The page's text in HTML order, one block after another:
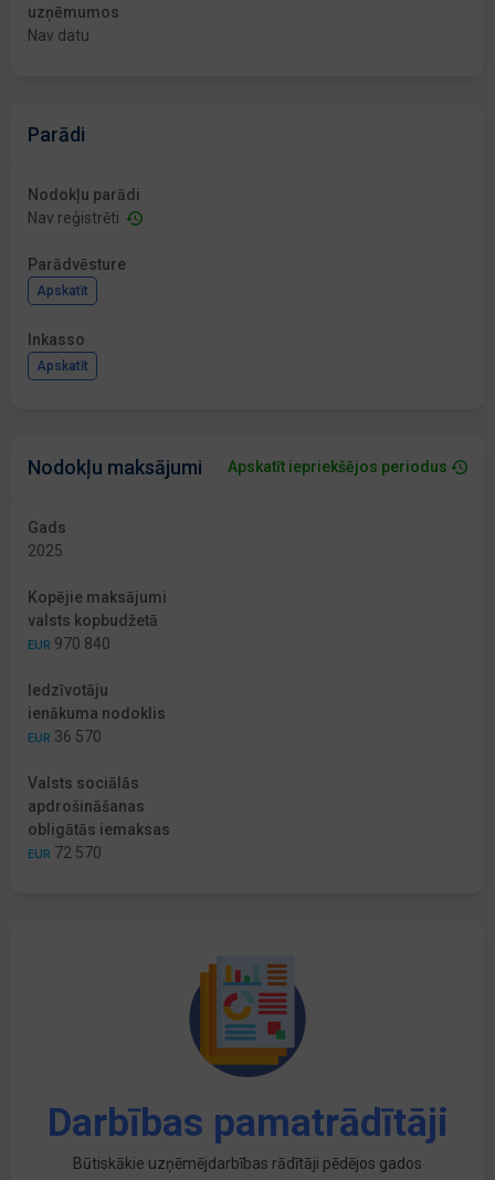
uzņēmumos
Nav datu
Parādi
Nodokļu parādi
Nav reģistrēti
Parādvēsture
Apskatīt
Inkasso
Apskatīt
Nodokļu maksājumi Apskatīt iepriekšējos periodus
Gads
2025
Kopējie maksājumi
valsts kopbudžetā
EUR 970 840
Iedzīvotāju
ienākuma nodoklis
EUR 36 570
Valsts sociālās
apdrošināšanas
obligātās iemaksas
EUR 72 570
Darbības pamatrādītāji
Būtiskākie uzņēmējdarbības rādītāji pēdējos gados